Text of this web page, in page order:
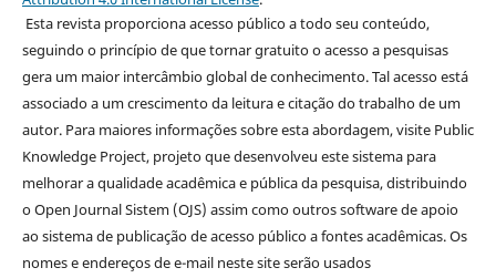
Esta revista proporciona acesso público a todo seu conteúdo,
seguindo o princípio de que tornar gratuito o acesso a pesquisas
gera um maior intercâmbio global de conhecimento. Tal acesso está
associado a um crescimento da leitura e citação do trabalho de um
autor. Para maiores informações sobre esta abordagem, visite Public
Knowledge Project, projeto que desenvolveu este sistema para
melhorar a qualidade acadêmica e pública da pesquisa, distribuindo
o Open Journal Sistem (OJS) assim como outros software de apoio
ao sistema de publicação de acesso público a fontes acadêmicas. Os
nomes e endereços de e-mail neste site serão usados